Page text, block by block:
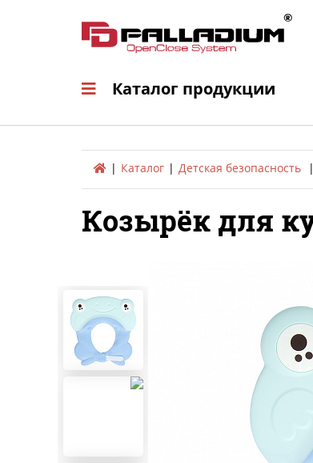
Каталог
Каталог продукции
Каталог Детская безопасность
Козырёк для